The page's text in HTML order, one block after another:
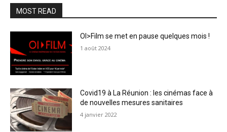
MOST READ
OI>Film se met en pause quelques mois !
1 août 2024
Covid19 à La Réunion : les cinémas face à
de nouvelles mesures sanitaires
4 janvier 2022